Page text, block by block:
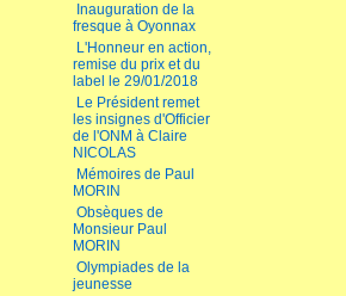
Inauguration de la
fresque à Oyonnax
L'Honneur en action,
remise du prix et du
label le 29/01/2018
Le Président remet
les insignes d'Officier
de l'ONM à Claire
NICOLAS
Mémoires de Paul
MORIN
Obsèques de
Monsieur Paul
MORIN
Olympiades de la
jeunesse